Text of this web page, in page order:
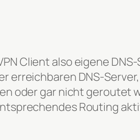
Client also eigene
erreichbaren DNS-
oder gar nicht geroutet
Routing